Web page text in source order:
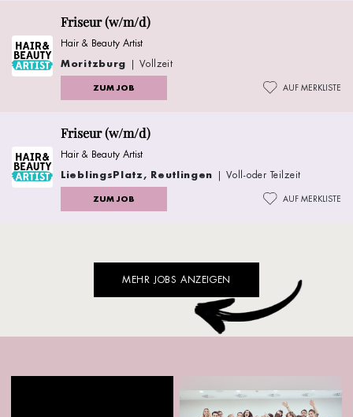
Friseur (w/m/d)
Hair & Beauty Artist
Moritzburg | Vollzeit
ZUM JOB AUF MERKLISTE
Friseur (w/m/d)
Hair & Beauty Artist
LieblingsPlatz, Reutlingen | Voll-oder Teilzeit
ZUM JOB AUF MERKLISTE
MEHR JOBS ANZEIGEN